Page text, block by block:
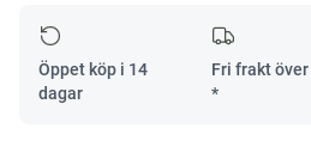
Öppet köp i 14
dagar
Fri frakt över
*